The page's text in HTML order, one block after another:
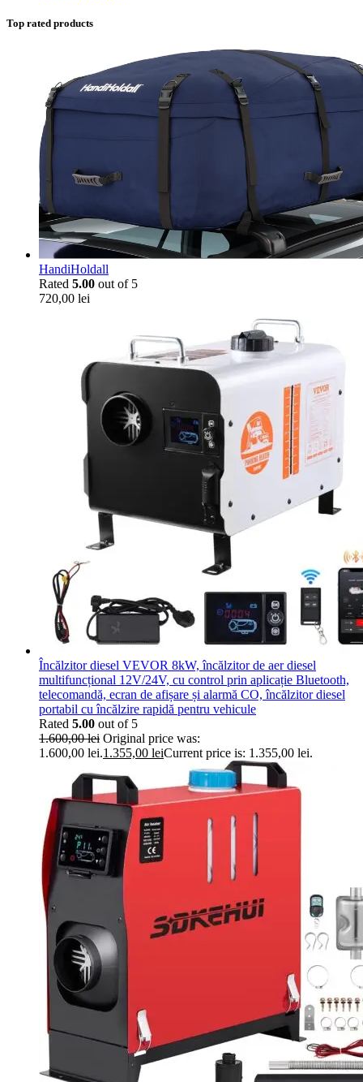
Top rated products
HandiHoldall
Rated 5.00 out of 5
720,00 lei
Încălzitor diesel VEVOR 8kW, încălzitor de aer diesel
multifuncțional 12V/24V, cu control prin aplicație Bluetooth,
telecomandă, ecran de afișare și alarmă CO, încălzitor diesel
portabil cu încălzire rapidă pentru vehicule
Rated 5.00 out of 5
1.600,00lei Original price was:
1.600,00 lei.1.355,00 leiCurrent price is: 1.355,00 lei.